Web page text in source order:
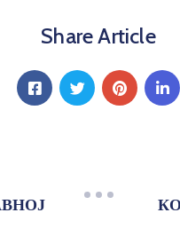
Share Article